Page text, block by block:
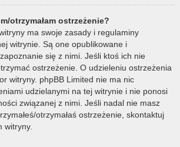
otrzymałam ostrzeżenie?
ma swoje zasady i regulaminy
witrynie. Są one opublikowane i
się z nimi. Jeśli ktoś ich nie
ostrzeżenie. O udzieleniu ostrzeżenia
witryny. phpBB Limited nie ma nic
udzielanymi na tej witrynie i nie ponosi
związanej z nimi. Jeśli nadal nie masz
otrzymałaś ostrzeżenie, skontaktuj
witryny.